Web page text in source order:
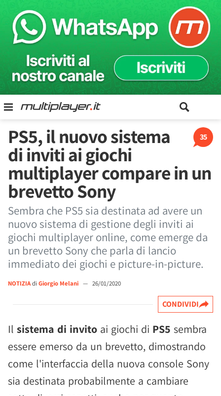
35
PS5, il nuovo sistema
di inviti ai giochi
multiplayer compare in un
brevetto Sony
Sembra che PS5 sia destinata ad avere un
nuovo sistema di gestione degli inviti ai
giochi multiplayer online, come emerge da
un brevetto Sony che parla di lancio
immediato dei giochi e picture-in-picture.
NOTIZIAdi Giorgio Melani — 26/01/2020
CONDIVIDI
Il sistema di invito ai giochi di PS5 sembra
essere emerso da un brevetto, dimostrando
come l'interfaccia della nuova console Sony
sia destinata probabilmente a cambiare